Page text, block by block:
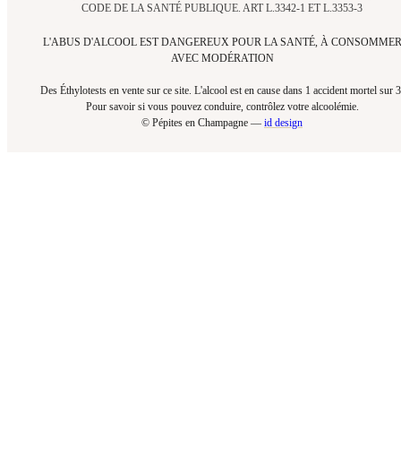
CODE DE LA SANTÉ PUBLIQUE. ART L.3342-1 ET L.3353-3
L'ABUS D'ALCOOL EST DANGEREUX POUR LA SANTÉ, À CONSOMMER
AVEC MODÉRATION
Des Éthylotests en vente sur ce site. L'alcool est en cause dans 1 accident mortel sur
Pour savoir si vous pouvez conduire, contrôlez votre alcoolémie.​
© Pépites en Champagne — id design